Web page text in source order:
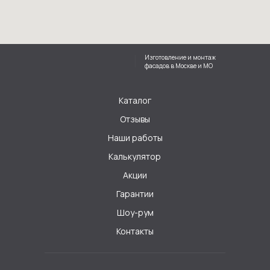
Наши работы
Контакты
Отзывы
Калькулятор
Акции
Гарантии
Шоу-рум
Каталог
Изготовление и монтаж
фасадов в Москве и МО